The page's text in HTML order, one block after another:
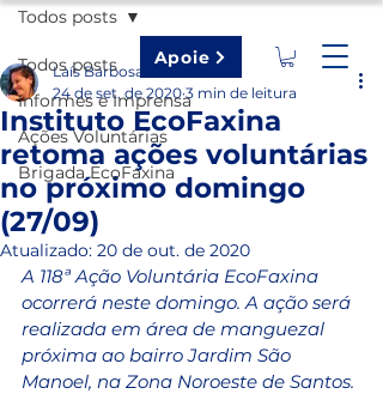
Apoie
Todos posts
Informes e Imprensa
Ações Voluntárias
Brigada EcoFaxina
Todos posts
Instituto EcoFaxina
retoma ações voluntárias
no próximo domingo
(27/09)
Laís Barbosa
24 de set. de 2020 3 min de leitura
Atualizado: 20 de out. de 2020
A 118ª Ação Voluntária EcoFaxina
ocorrerá neste domingo. A ação será
realizada em área de manguezal
próxima ao bairro Jardim São
Manoel, na Zona Noroeste de Santos.